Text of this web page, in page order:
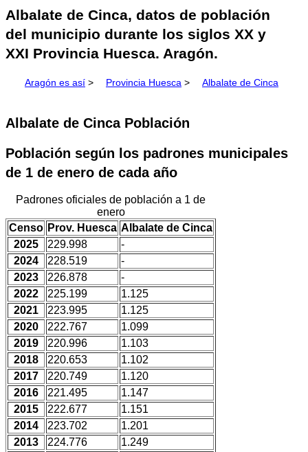
Albalate de Cinca, datos de población
del municipio durante los siglos XX y
XXI Provincia Huesca. Aragón.
Aragón es así > Provincia Huesca > Albalate de Cinca
Albalate de Cinca Población
Población según los padrones municipales
de 1 de enero de cada año
Padrones oficiales de población a 1 de
enero
Censo Prov. Huesca Albalate de Cinca
2025
229.998
-
2024
228.519
-
2023
226.878
-
2022
225.199
1.125
2021
223.995
1.125
2020
222.767
1.099
2019
220.996
1.103
2018
220.653
1.102
2017
220.749
1.120
2016
221.495
1.147
2015
222.677
1.151
2014
223.702
1.201
2013
224.776
1.249